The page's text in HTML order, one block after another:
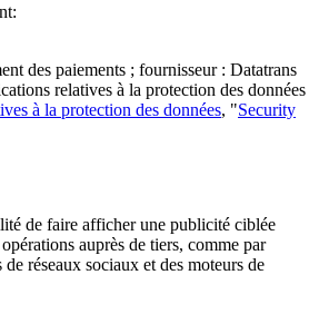
des paiements ; fournisseur : Datatrans
relatives à la protection des données
à la protection des données, "Security
de faire afficher une publicité ciblée
auprès de tiers, comme par
réseaux sociaux et des moteurs de